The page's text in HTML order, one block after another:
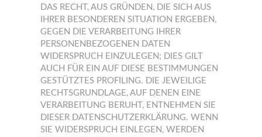
DAS RECHT, AUS GRÜNDEN, DIE SICH AUS
IHRER BESONDEREN SITUATION ERGEBEN,
GEGEN DIE VERARBEITUNG IHRER
PERSONENBEZOGENEN DATEN
WIDERSPRUCH EINZULEGEN; DIES GILT
AUCH FÜR EIN AUF DIESE BESTIMMUNGEN
GESTÜTZTES PROFILING. DIE JEWEILIGE
RECHTSGRUNDLAGE, AUF DENEN EINE
VERARBEITUNG BERUHT, ENTNEHMEN SIE
DIESER DATENSCHUTZERKLÄRUNG. WENN
SIE WIDERSPRUCH EINLEGEN, WERDEN